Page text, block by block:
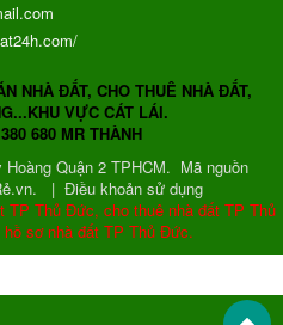
NHÀ ĐẤT, CHO THUÊ NHÀ ĐẤT,
VỰC CÁT LÁI.
680 MR THÀNH
Hoàng Quận 2 TPHCM. Mã nguồn
| Điều khoản sử dụng
TP Thủ Đức, cho thuê nhà đất TP Thủ
sơ nhà đất TP Thủ Đức.